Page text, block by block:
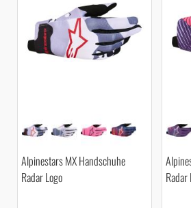
Alpinestars MX Handschuhe
Radar Logo
Radar